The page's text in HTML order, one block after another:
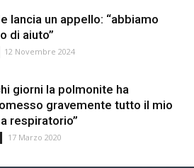
lancia un appello: “abbiamo
di aiuto”
12 Novembre 2024
giorni la polmonite ha
gravemente tutto il mio
respiratorio”
17 Marzo 2020